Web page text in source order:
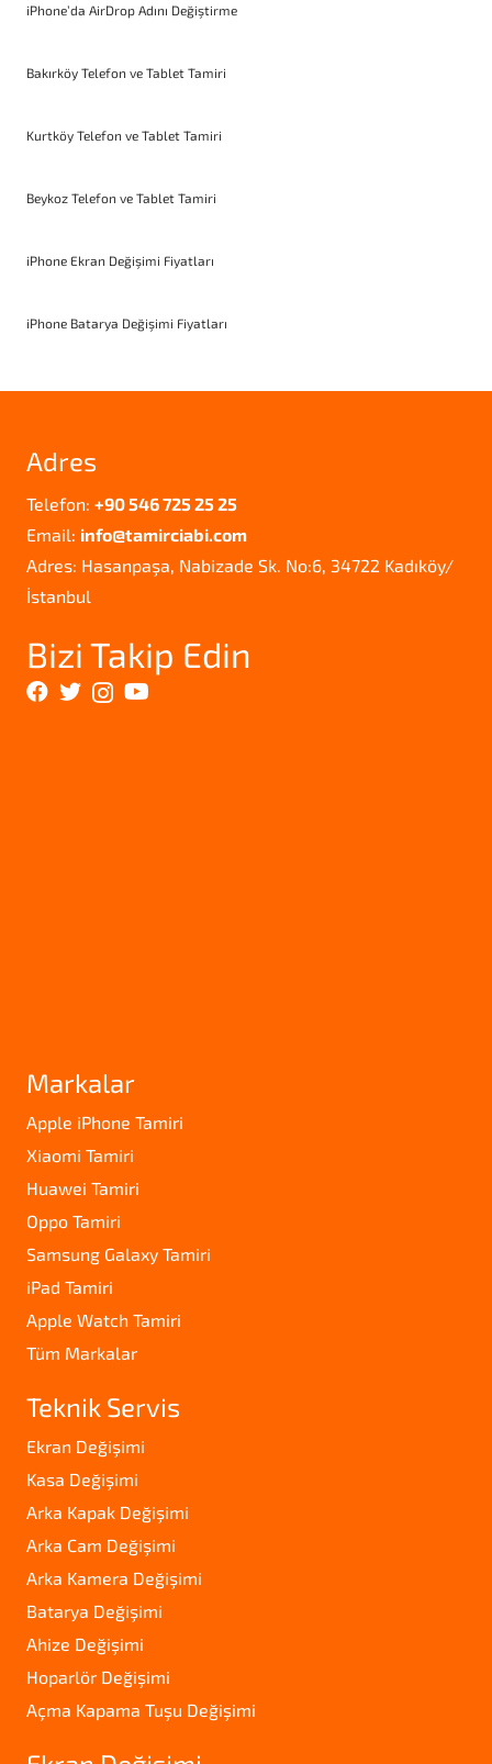
iPhone’da AirDrop Adını Değiştirme
Bakırköy Telefon ve Tablet Tamiri
Kurtköy Telefon ve Tablet Tamiri
Beykoz Telefon ve Tablet Tamiri
iPhone Ekran Değişimi Fiyatları
iPhone Batarya Değişimi Fiyatları
Adres
Telefon: +90 546 725 25 25
Email: info@tamirciabi.com
Adres: Hasanpaşa, Nabizade Sk. No:6, 34722 Kadıköy/
İstanbul
Bizi Takip Edin
Markalar
Apple iPhone Tamiri
Xiaomi Tamiri
Huawei Tamiri
Oppo Tamiri
Samsung Galaxy Tamiri
iPad Tamiri
Apple Watch Tamiri
Tüm Markalar
Teknik Servis
Ekran Değişimi
Kasa Değişimi
Arka Kapak Değişimi
Arka Cam Değişimi
Arka Kamera Değişimi
Batarya Değişimi
Ahize Değişimi
Hoparlör Değişimi
Açma Kapama Tuşu Değişimi